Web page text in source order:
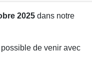
2025 dans notre
de venir avec